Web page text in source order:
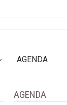
AGENDA
AGENDA